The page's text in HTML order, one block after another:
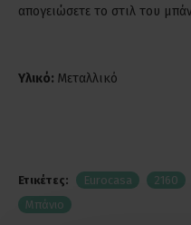
απογειώσετε το στιλ του
Υλικό: Μεταλλικό
Ετικέτες: Eurocasa 2160
Μπάνιο